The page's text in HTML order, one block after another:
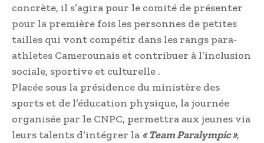
concrète, il s’agira pour le comité de présenter
pour la première fois les personnes de petites
tailles qui vont compétir dans les rangs para-
athletes Camerounais et contribuer à l’inclusion
sociale, sportive et culturelle .
Placée sous la présidence du ministère des
sports et de l’éducation physique, la journée
organisée par le CNPC, permettra aux jeunes via
leurs talents d’intégrer la « Team Paralympic »,